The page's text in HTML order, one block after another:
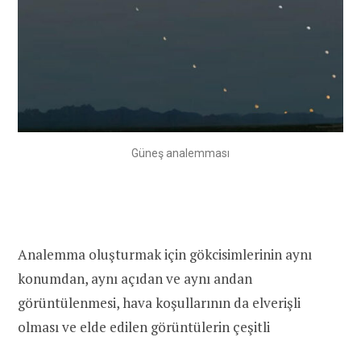
Güneş analemması
Analemma oluşturmak için gökcisimlerinin aynı
konumdan, aynı açıdan ve aynı andan
görüntülenmesi, hava koşullarının da elverişli
olması ve elde edilen görüntülerin çeşitli